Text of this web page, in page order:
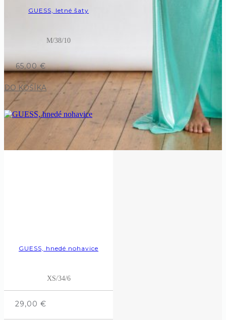
GUESS, letné šaty
M/38/10
65,00€
DO KOŠÍKA
GUESS, hnedé nohavice
XS/34/6
29,00 €